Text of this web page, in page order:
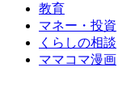
教育
マネー・投資
くらしの相談
ママコマ漫画